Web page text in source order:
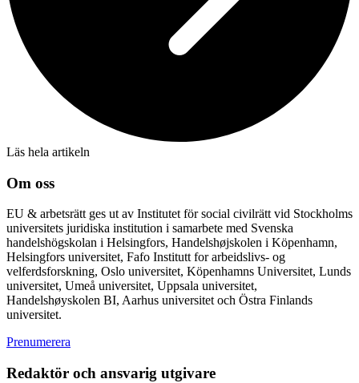
Läs hela artikeln
Om oss
EU & arbetsrätt ges ut av Institutet för social civilrätt vid Stockholms
universitets juridiska institution i samarbete med Svenska
handelshögskolan i Helsingfors, Handelshøjskolen i Köpenhamn,
Helsingfors universitet, Fafo Institutt for arbeidslivs- og
velferdsforskning, Oslo universitet, Köpenhamns Universitet, Lunds
universitet, Umeå universitet, Uppsala universitet,
Handelshøyskolen BI, Aarhus universitet och Östra Finlands
universitet.
Prenumerera
Redaktör och ansvarig utgivare